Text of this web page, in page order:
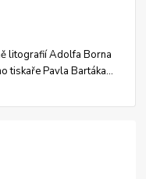
litografií Adolfa Borna
tiskaře Pavla Bartáka...